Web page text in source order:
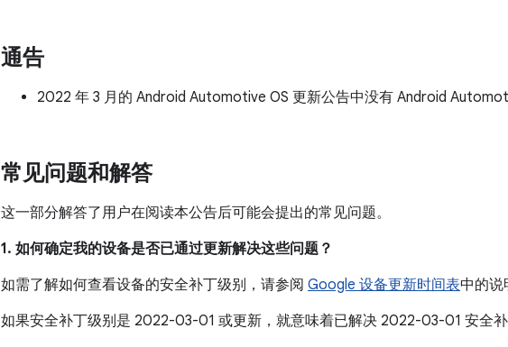
通告
2022 年 3 月的 Android Automotive OS 更新公告中没有 Android
常见问题和解答
这一部分解答了用户在阅读本公告后可能会提出的常见问题。
1. 如何确定我的设备是否已通过更新解决这些问题？
如需了解如何查看设备的安全补丁级别，请参阅 Google 设备更新时间表中的说
如果安全补丁级别是 2022-03-01 或更新，就意味着已解决 2022-03-01 安全